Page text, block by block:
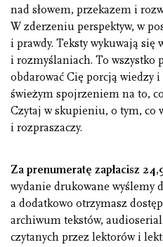
nad słowem, przekazem i
W zderzeniu perspektyw, w
i prawdy. Teksty wykuwają się
i rozmyślaniach. To wszystko
obdarować Cię porcją wiedzy
świeżym spojrzeniem na to,
Czytaj w skupieniu, o tym, co
i rozpraszaczy.
Za prenumeratę zapłacisz
wydanie drukowane wyślemy
a dodatkowo otrzymasz
archiwum tekstów,
czytanych przez lektorów i